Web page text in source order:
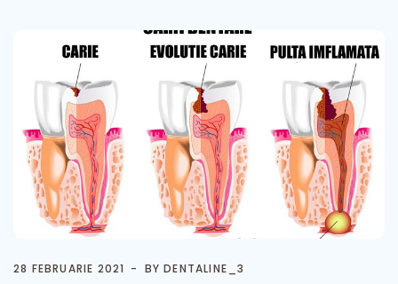
28 FEBRUARIE 2021 BY DENTALINE_3